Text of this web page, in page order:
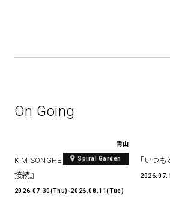
On Going
青山
Spiral Garden
KIM SONGHE EXHIBITION 『愛と
接続』
2026.07.30(Thu)-2026.08.11(Tue)
「いつも